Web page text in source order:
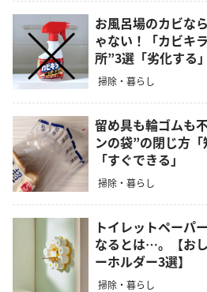
お風呂場のカビな
ゃない！「カビキ
所”3選「劣化する」
掃除・暮らし
留め具も輪ゴムも
ンの袋”の閉じ方「
「すぐできる」
掃除・暮らし
トイレットペーパ
なるとは…。【お
ーホルダー3選】
掃除・暮らし